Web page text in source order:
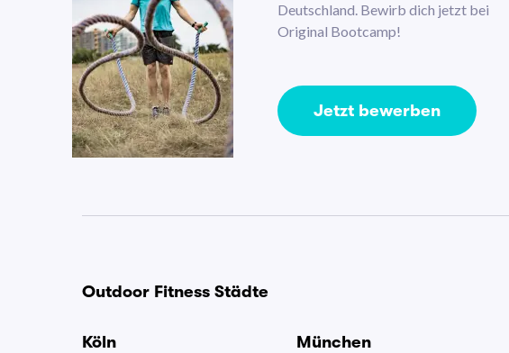
Deutschland. Bewirb dich jetzt bei
Original Bootcamp!
Jetzt bewerben
Outdoor Fitness Städte
Köln München